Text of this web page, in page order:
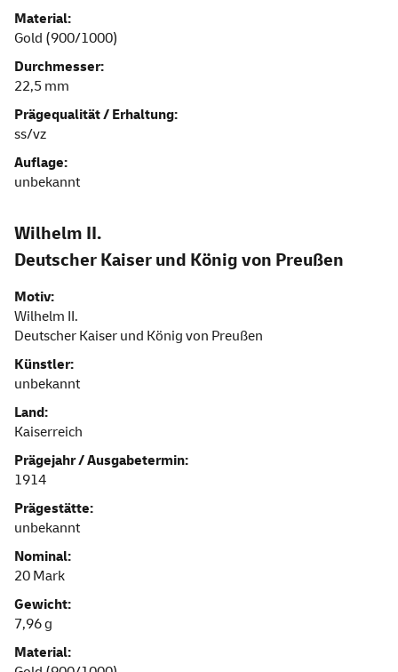
Material:
Gold (900/1000)
Durchmesser:
22,5 mm
Prägequalität / Erhaltung:
ss/vz
Auflage:
unbekannt
Wilhelm II.
Deutscher Kaiser und König von Preußen
Motiv:
Wilhelm II.
Deutscher Kaiser und König von Preußen
Künstler:
unbekannt
Land:
Kaiserreich
Prägejahr / Ausgabetermin:
1914
Prägestätte:
unbekannt
Nominal:
20 Mark
Gewicht:
7,96 g
Material: